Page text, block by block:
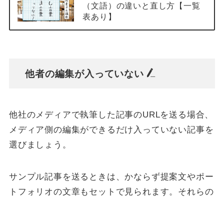
（文語）の違いと直し方【一覧
表あり】
他者の編集が入っていない
他社のメディアで執筆した記事のURLを送る場合、
メディア側の編集ができるだけ入っていない記事を
選びましょう。
サンプル記事を送るときは、かならず提案文やポー
トフォリオの文章もセットで見られます。それらの